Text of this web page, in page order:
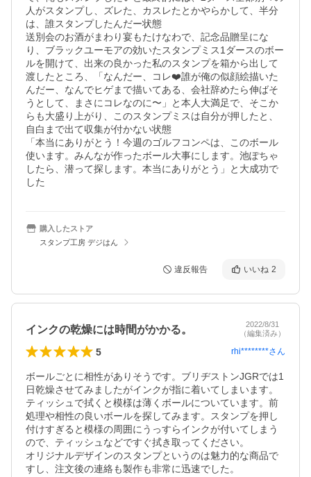
人がスタンプし、ズレた、カスレたとかやらかして、半分
は、誰スタンプしたんだー状態
送別会のお酒がまわり宴もたけなわで、記念品贈呈にな
り、ブラックユーモアの効いたスタンプミス1ダースのボー
ルを開けて、出来の良かった私のスタンプを箱から出して
渡したところ、「なんだー、コレ❤️誰が俺の似顔絵描いた
んだー、なんでヒゲまで描いてある、会社辞めたら伸ばそ
うとして、まさにコレなのに〜」と本人大満足で、そこか
らも大盛り上がり、このスタンプミスは自分が押したと、
自白まで出て収集が付かない状態
「本当にありがとう！今週のゴルフコンペは、このボール
使います。みんなが作ったボール大事にします。池ぽちゃ
したら、潜って探します。本当にありがとう」と大成功で
した
購入したストア
スタンプ工房 デジはん
違反報告 いいね 2
インクの乾燥には時間がかかる。
2022/8/31
（編集済み）
5 rhi********さん
ボールごとに相性がありそうです。ブリヂストンJGRでは1
日乾燥させてみましたがインクが指に着いてしまいます。
ティッシュで拭くと模様は薄くボールについています。前
処理や相性の良いボールを探してみます。スタンプを押し
付けすぎると模様の周囲にうっすらインクが付いてしまう
ので、ティッシュなどですぐ拭き取ってください。
オリジナルデザインのスタンプというのは魅力的な商品で
すし、注文後の連絡も製作も非常に迅速でした。